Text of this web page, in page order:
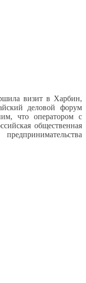
визит в Харбин,
деловой форум
что оператором с
общественная